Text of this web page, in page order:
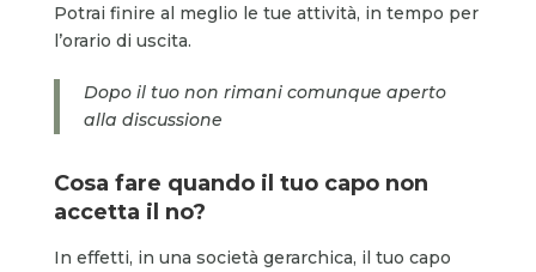
Potrai finire al meglio le tue attività, in tempo per
l’orario di uscita.
Dopo il tuo non rimani comunque aperto
alla discussione
Cosa fare quando il tuo capo non
accetta il no?
In effetti, in una società gerarchica, il tuo capo